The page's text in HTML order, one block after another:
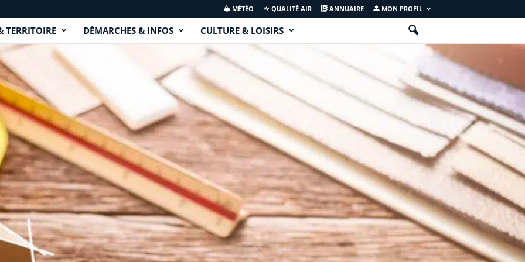
MÉTÉO QUALITÉ AIR ANNUAIRE MON PROFIL
TERRITOIRE DÉMARCHES & INFOS CULTURE & LOISIRS